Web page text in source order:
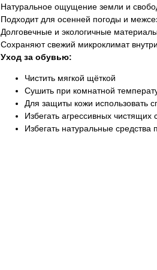
Натуральное ощущение земли и
Подходит для осенней погоды и
Долговечные и экологичные
Сохраняют свежий микроклимат
Уход за обувью:
Чистить мягкой щёткой
Сушить при комнатной
Для защиты кожи использовать
Избегать агрессивных чистящих
Избегать натуральные средства